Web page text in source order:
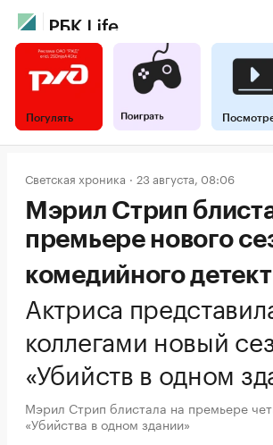
Погулять
Светская хроника 23 августа, 08:06
Мэрил Стрип
премьере нового
комедийного
Актриса
коллегами новый
«Убийств в одном
Мэрил Стрип блистала на премьере
«Убийства в одном здании»